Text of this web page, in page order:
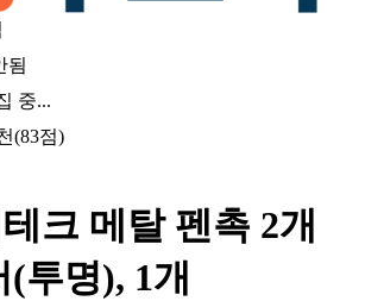
됨
중...
(83점)
크 메탈 펜촉 2개
(투명), 1개